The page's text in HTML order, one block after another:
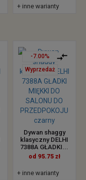
+ inne warianty
-7.00%
Wyprzedaż
Dywan shaggy
klasyczny DELHI
7388A GŁADKI...
od 95.75 zł
+ inne warianty